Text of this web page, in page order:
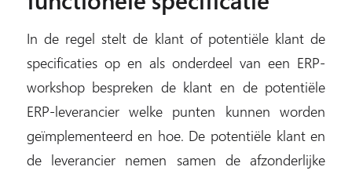
In de regel stelt de klant of potentiële klant de
specificaties op en als onderdeel van een ERP-
workshop bespreken de klant en de potentiële
ERP-leverancier welke punten kunnen worden
geïmplementeerd en hoe. De potentiële klant en
de leverancier nemen samen de afzonderlijke